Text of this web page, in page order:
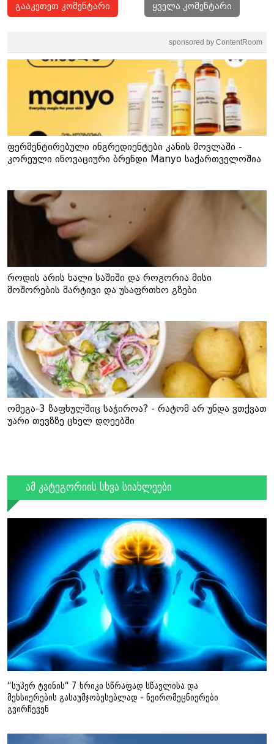
გააკეთეთ კომენტარი ყველა კომენტარი
sponsored by ContentRoom
ფერმენტირებული ინგრედიენტები კანის მოვლაში -
კორეული ინოვაციური ბრენდი Manyo საქართველოშია
როდის არის ხალი საშიში და როგორია მისი
მოშორების მარტივი და უსაფრთხო გზები
ომეგა-3 ზაფხულშიც საჭიროა? - რატომ არ უნდა ვთქვათ
უარი თევზზე ცხელ დღეებში
ამ კატეგორიის სხვა სიახლეები
“სუპერ ტვინის“ 7 ხრიკი სწრაფად სწავლისა და
მეხსიერების გასაუმჯობესებლად - ნეირომეცნიერები
გვირჩევენ